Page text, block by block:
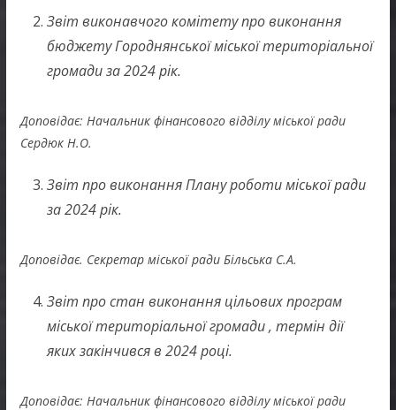
Звіт виконавчого комітету про виконання
бюджету Городнянської міської територіальної
громади за 2024 рік.
Доповідає: Начальник фінансового відділу міської ради
Сердюк Н.О.
Звіт про виконання Плану роботи міської ради
за 2024 рік.
Доповідає. Секретар міської ради Більська С.А.
Звіт про стан виконання цільових програм
міської територіальної громади , термін дії
яких закінчився в 2024 році.
Доповідає: Начальник фінансового відділу міської ради